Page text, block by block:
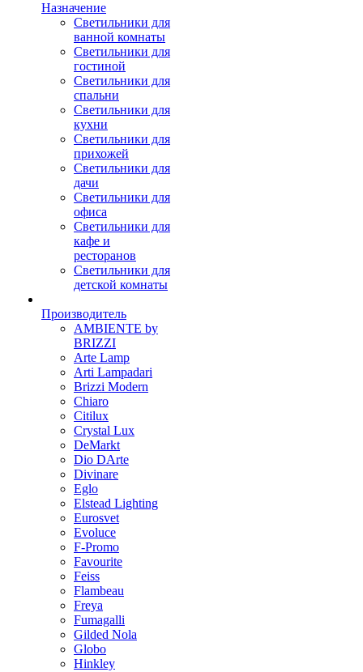
Назначение
Светильники для
ванной комнаты
Светильники для
гостиной
Светильники для
спальни
Светильники для
кухни
Светильники для
прихожей
Светильники для
дачи
Светильники для
офиса
Светильники для
кафе и
ресторанов
Светильники для
детской комнаты
Производитель
AMBIENTE by
BRIZZI
Arte Lamp
Arti Lampadari
Brizzi Modern
Chiaro
Citilux
Crystal Lux
DeMarkt
Dio DArte
Divinare
Eglo
Elstead Lighting
Eurosvet
Evoluce
F-Promo
Favourite
Feiss
Flambeau
Freya
Fumagalli
Gilded Nola
Globo
Hinkley